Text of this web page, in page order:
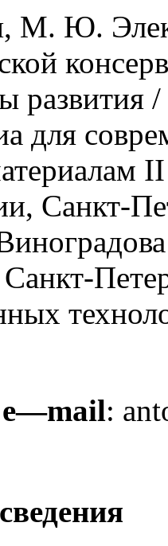
М. Ю.
для
Санкт-
e—mail: